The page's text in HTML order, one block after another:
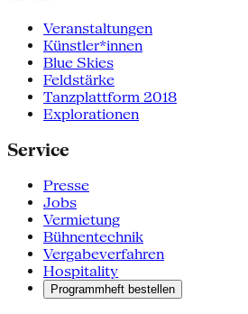
Veranstaltungen
Künstler*innen
Blue Skies
Feldstärke
Tanzplattform 2018
Explorationen
Service
Presse
Jobs
Vermietung
Bühnentechnik
Vergabeverfahren
Hospitality
Programmheft bestellen